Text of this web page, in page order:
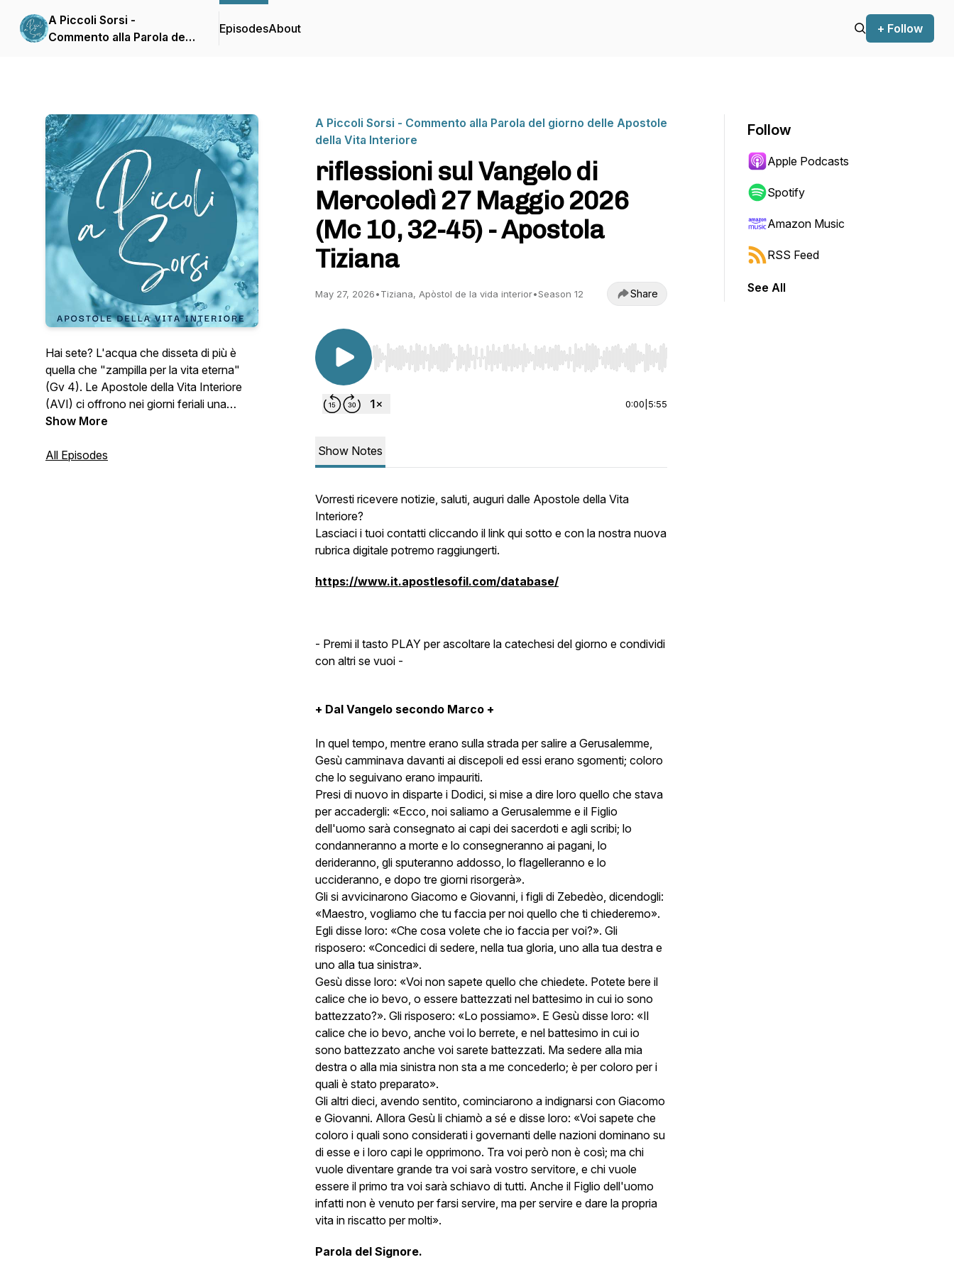
A Piccoli Sorsi -
Commento alla Parola del
EpisodesAbout + Follow
Hai sete? L'acqua che disseta di più è
quella che "zampilla per la vita eterna"
(Gv 4). Le Apostole della Vita Interiore
(AVI) ci offrono nei giorni feriali una
riflessione sulla liturgia quotidiana. N.B. La
nostre comunità parrocchiali.
Show More
All Episodes
A Piccoli Sorsi - Commento alla Parola del giorno delle Apostole
della Vita Interiore
riflessioni sul Vangelo di
Mercoledì 27 Maggio 2026
(Mc 10, 32-45) - Apostola
Tiziana
May 27, 2026•Tiziana, Apòstol de la vida interior•Season 12 Share
Use Left/Right to seek, Home/End to jump to start or end. Hold shift to jump forward or backward.
0:00 5:55
Show Notes
Vorresti ricevere notizie, saluti, auguri dalle Apostole della Vita
Interiore?
Lasciaci i tuoi contatti cliccando il link qui sotto e con la nostra nuova
rubrica digitale potremo raggiungerti.
https://www.it.apostlesofil.com/database/
- Premi il tasto PLAY per ascoltare la catechesi del giorno e condividi
con altri se vuoi -
+ Dal Vangelo secondo Marco +
In quel tempo, mentre erano sulla strada per salire a Gerusalemme,
Gesù camminava davanti ai discepoli ed essi erano sgomenti; coloro
che lo seguivano erano impauriti.
Presi di nuovo in disparte i Dodici, si mise a dire loro quello che stava
per accadergli: «Ecco, noi saliamo a Gerusalemme e il Figlio
dell'uomo sarà consegnato ai capi dei sacerdoti e agli scribi; lo
condanneranno a morte e lo consegneranno ai pagani, lo
derideranno, gli sputeranno addosso, lo flagelleranno e lo
uccideranno, e dopo tre giorni risorgerà».
Gli si avvicinarono Giacomo e Giovanni, i figli di Zebedèo, dicendogli:
«Maestro, vogliamo che tu faccia per noi quello che ti chiederemo».
Egli disse loro: «Che cosa volete che io faccia per voi?». Gli
risposero: «Concedici di sedere, nella tua gloria, uno alla tua destra e
uno alla tua sinistra».
Gesù disse loro: «Voi non sapete quello che chiedete. Potete bere il
calice che io bevo, o essere battezzati nel battesimo in cui io sono
battezzato?». Gli risposero: «Lo possiamo». E Gesù disse loro: «Il
calice che io bevo, anche voi lo berrete, e nel battesimo in cui io
sono battezzato anche voi sarete battezzati. Ma sedere alla mia
destra o alla mia sinistra non sta a me concederlo; è per coloro per i
quali è stato preparato».
Gli altri dieci, avendo sentito, cominciarono a indignarsi con Giacomo
e Giovanni. Allora Gesù li chiamò a sé e disse loro: «Voi sapete che
coloro i quali sono considerati i governanti delle nazioni dominano su
di esse e i loro capi le opprimono. Tra voi però non è così; ma chi
vuole diventare grande tra voi sarà vostro servitore, e chi vuole
essere il primo tra voi sarà schiavo di tutti. Anche il Figlio dell'uomo
infatti non è venuto per farsi servire, ma per servire e dare la propria
vita in riscatto per molti».
Parola del Signore.
Follow
Apple Podcasts
Spotify
Amazon Music
RSS Feed
See All